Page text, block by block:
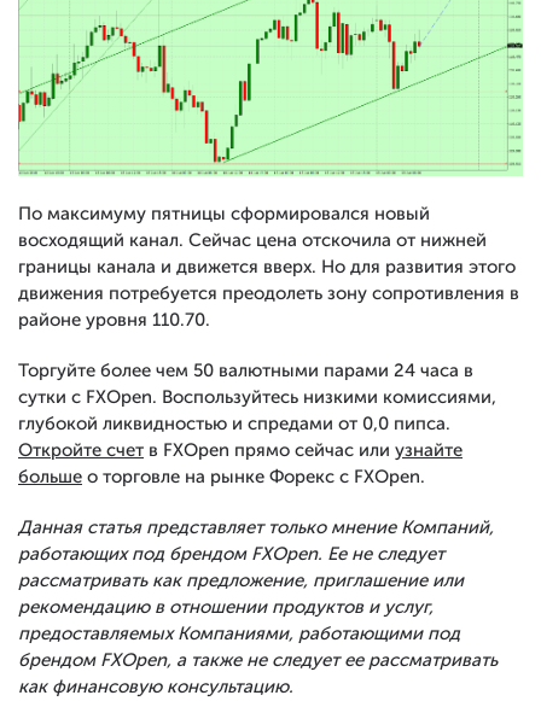
По максимуму пятницы сформировался новый
восходящий канал. Сейчас цена отскочила от нижней
границы канала и движется вверх. Но для развития этого
движения потребуется преодолеть зону сопротивления в
районе уровня 110.70.
Торгуйте более чем 50 валютными парами 24 часа в
сутки с FXOpen. Воспользуйтесь низкими комиссиями,
глубокой ликвидностью и спредами от 0,0 пипса.
Откройте счет в FXOpen прямо сейчас или узнайте
больше о торговле на рынке Форекс с FXOpen.
Данная статья представляет только мнение Компаний,
работающих под брендом FXOpen. Ее не следует
рассматривать как предложение, приглашение или
рекомендацию в отношении продуктов и услуг,
предоставляемых Компаниями, работающими под
брендом FXOpen, а также не следует ее рассматривать
как финансовую консультацию.